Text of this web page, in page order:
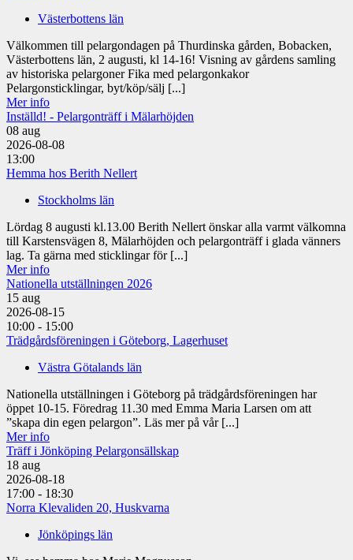
Västerbottens län
Välkommen till pelargondagen på Thurdinska gården, Bobacken,
Västerbottens län, 2 augusti, kl 14-16! Visning av gårdens samling
av historiska pelargoner Fika med pelargonkakor
Pelargonsticklingar, byt/köp/sälj [...]
Mer info
Inställd! - Pelargonträff i Mälarhöjden
08 aug
2026-08-08
13:00
Hemma hos Berith Nellert
Stockholms län
Lördag 8 augusti kl.13.00 Berith Nellert önskar alla varmt välkomna
till Karstensvägen 8, Mälarhöjden och pelargonträff i glada vänners
lag. Ta gärna med sticklingar för [...]
Mer info
Nationella utställningen 2026
15 aug
2026-08-15
10:00 - 15:00
Trädgårdsföreningen i Göteborg, Lagerhuset
Västra Götalands län
Nationella utställningen i Göteborg på trädgårdsföreningen har
öppet 10-15. Föredrag 11.30 med Emma Maria Larsen om att
”skapa din egen pelargon”. Läs mer på vår [...]
Mer info
Träff i Jönköping Pelargonsällskap
18 aug
2026-08-18
17:00 - 18:30
Norra Klevaliden 20, Huskvarna
Jönköpings län